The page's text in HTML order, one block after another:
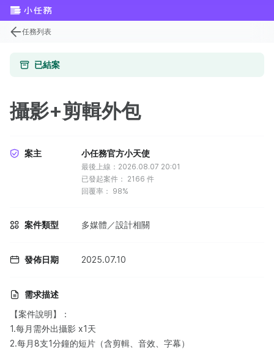
任務列表
已結案
攝影+剪輯外包
案主 小任務官方小天使
最後上線：2026.08.07 20:01
已發起案件： 2166 件
回覆率： 98%
案件類型 多媒體／設計相關
發佈日期 2025.07.10
需求描述
【案件說明】：
1.每月需外出攝影 x1天
2.每月8支1分鐘的短片（含剪輯、音效、字幕）